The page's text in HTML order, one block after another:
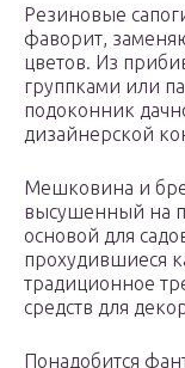
Резиновые
фаворит,
цветов. Из
группками или
подоконник
дизайнерской
Мешковина и
высушенный на
основой для
прохудившиеся
традиционное
средств для
Понадобится